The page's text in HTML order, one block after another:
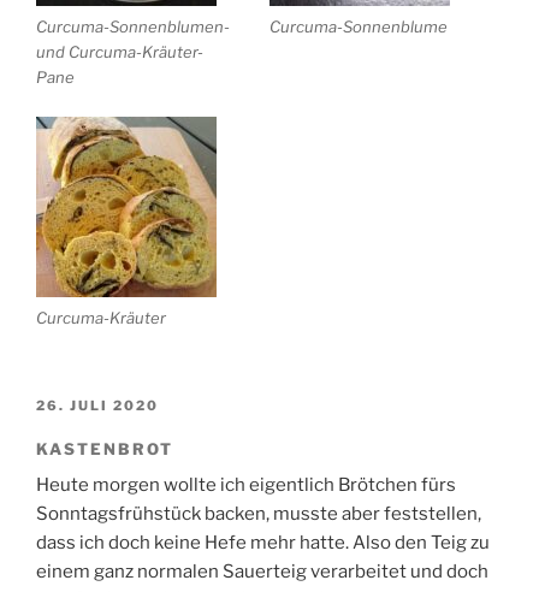
Curcuma-Sonnenblumen-
und Curcuma-Kräuter-
Pane
Curcuma-Sonnenblume
Curcuma-Kräuter
VERÖFFENTLICHT
26. JULI 2020
KASTENBROT
Heute morgen wollte ich eigentlich Brötchen fürs
Sonntagsfrühstück backen, musste aber feststellen,
dass ich doch keine Hefe mehr hatte. Also den Teig zu
einem ganz normalen Sauerteig verarbeitet und doch